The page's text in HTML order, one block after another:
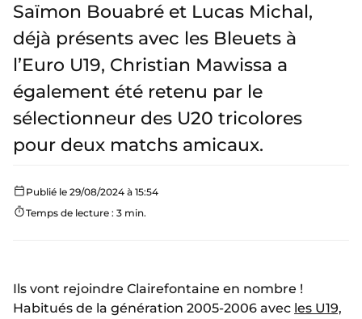
Saïmon Bouabré et Lucas Michal,
déjà présents avec les Bleuets à
l’Euro U19, Christian Mawissa a
également été retenu par le
sélectionneur des U20 tricolores
pour deux matchs amicaux.
Publié le 29/08/2024 à 15:54
Temps de lecture : 3 min.
Ils vont rejoindre Clairefontaine en nombre !
Habitués de la génération 2005-2006 avec les U19,